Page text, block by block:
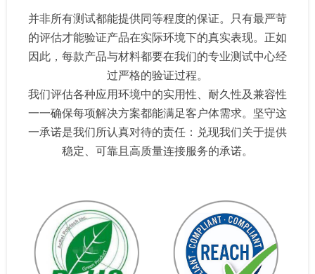
并非所有测试都能提供同等程度的保证。只有最严苛
的评估才能验证产品在实际环境下的真实表现。正如
因此，每款产品与材料都要在我们的专业测试中心经
过严格的验证过程。
我们评估各种应用环境中的实用性、耐久性及兼容性
一一确保每项解决方案都能满足客户体需求。坚守这
一承诺是我们所认真对待的责任：兑现我们关于提供
稳定、可靠且高质量连接服务的承诺。